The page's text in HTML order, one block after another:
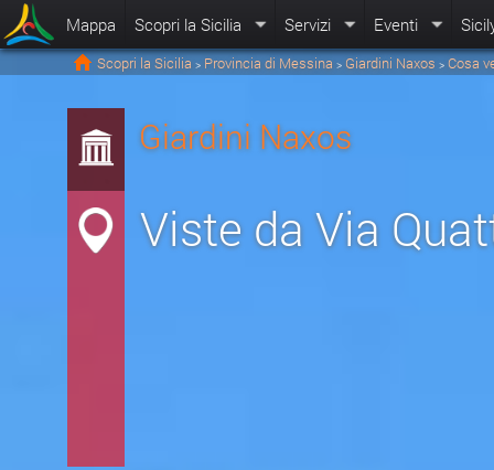
Mappa Scopri la Sicilia Servizi Eventi
Scopri la Sicilia > Provincia di Messina > Giardini Naxos > Cosa
Giardini Naxos
Viste da Via